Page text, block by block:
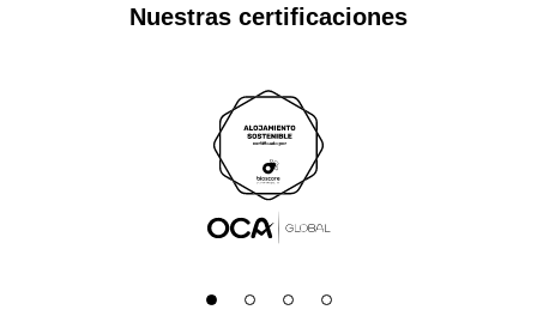
Nuestras certificaciones